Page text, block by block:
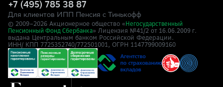
+7 (495) 785 38 87
Для клиентов ИПП Пенсия с Тинькофф
© 2009–2026 Акционерное общество « Негосударственный
Пенсионный Фонд Сбербанка» Лицензия №41/2 от 16.06.2009 г.
выдана Центральным банком Российской Федерации.
ИНН/ КПП 7725352740/772501001, ОГРН 1147799009160